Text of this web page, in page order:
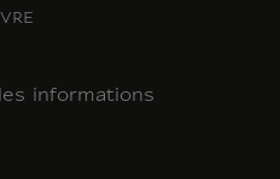
informations